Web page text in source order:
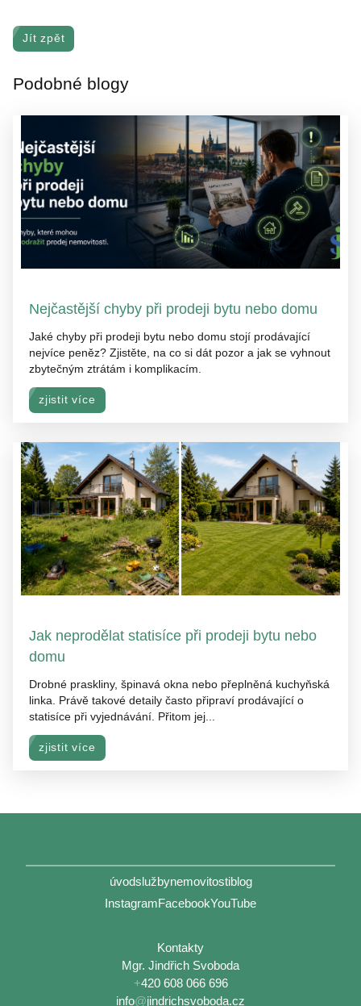
Jít zpět
Podobné blogy
Nejčastější chyby při prodeji bytu nebo domu
Jaké chyby při prodeji bytu nebo domu stojí prodávající
nejvíce peněz? Zjistěte, na co si dát pozor a jak se vyhnout
zbytečným ztrátám i komplikacím.
zjistit více
Jak neprodělat statisíce při prodeji bytu nebo
domu
Drobné praskliny, špinavá okna nebo přeplněná kuchyňská
linka. Právě takové detaily často připraví prodávající o
statisíce při vyjednávání. Přitom jej...
zjistit více
úvodslužbynemovitostiblog
InstagramFacebookYouTube
Kontakty
Mgr. Jindřich Svoboda
+420 608 066 696
info@jindrichsvoboda.cz